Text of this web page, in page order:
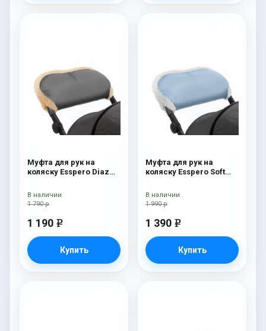
Муфта для рук на
коляску Esspero Diaz
Grey
1 790 р
1 190 e
Купить
В наличии
Муфта для рук на
коляску Esspero Soft
1 990 р
1 390 e
Купить
В наличии